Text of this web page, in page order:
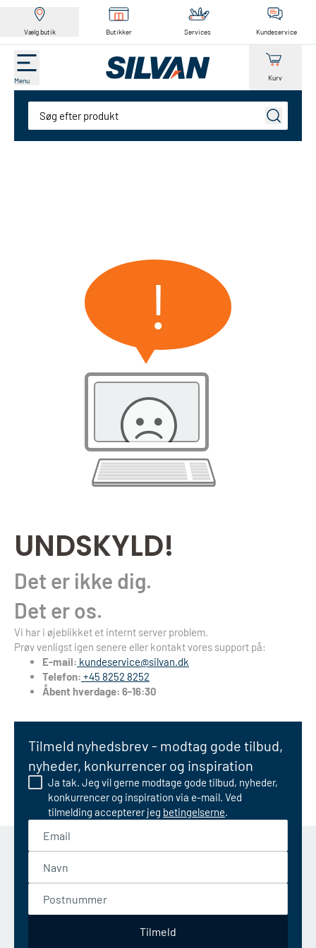
Vælg butik Butikker Services Kundeservice
Menu Kurv
Søg
UNDSKYLD!
Det er ikke dig.
Det er os.
Vi har i øjeblikket et internt server problem.
Prøv venligst igen senere eller kontakt vores support på:
E-mail: kundeservice@silvan.dk
Telefon: +45 8252 8252
Åbent hverdage: 6-16:30
!
Tilmeld nyhedsbrev - modtag gode tilbud,
nyheder, konkurrencer og inspiration
Ja tak. Jeg vil gerne modtage gode tilbud, nyheder,
konkurrencer og inspiration via e-mail. Ved
tilmelding accepterer jeg betingelserne.
Tilmeld